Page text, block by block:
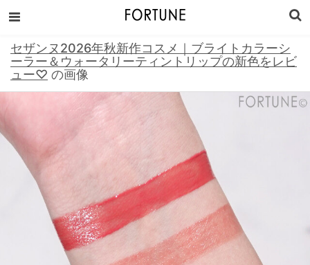
セザンヌ2026年秋新作コスメ｜ブライトカラーシ
ーラー＆ウォータリーティントリップの新色をレビ
ュー♡ の画像